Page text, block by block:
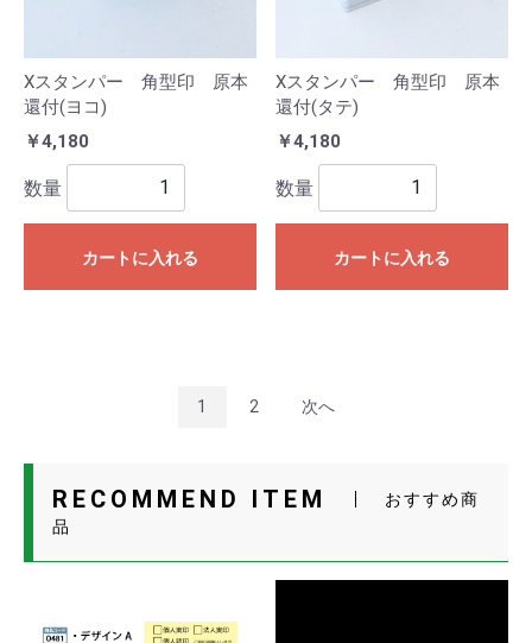
Xスタンパー 角型印 原本
還付(ヨコ)
￥4,180
数量
カートに入れる
Xスタンパー 角型印 原本
還付(タテ)
￥4,180
数量
カートに入れる
1 2 次へ
RECOMMEND ITEM
おすすめ商
品